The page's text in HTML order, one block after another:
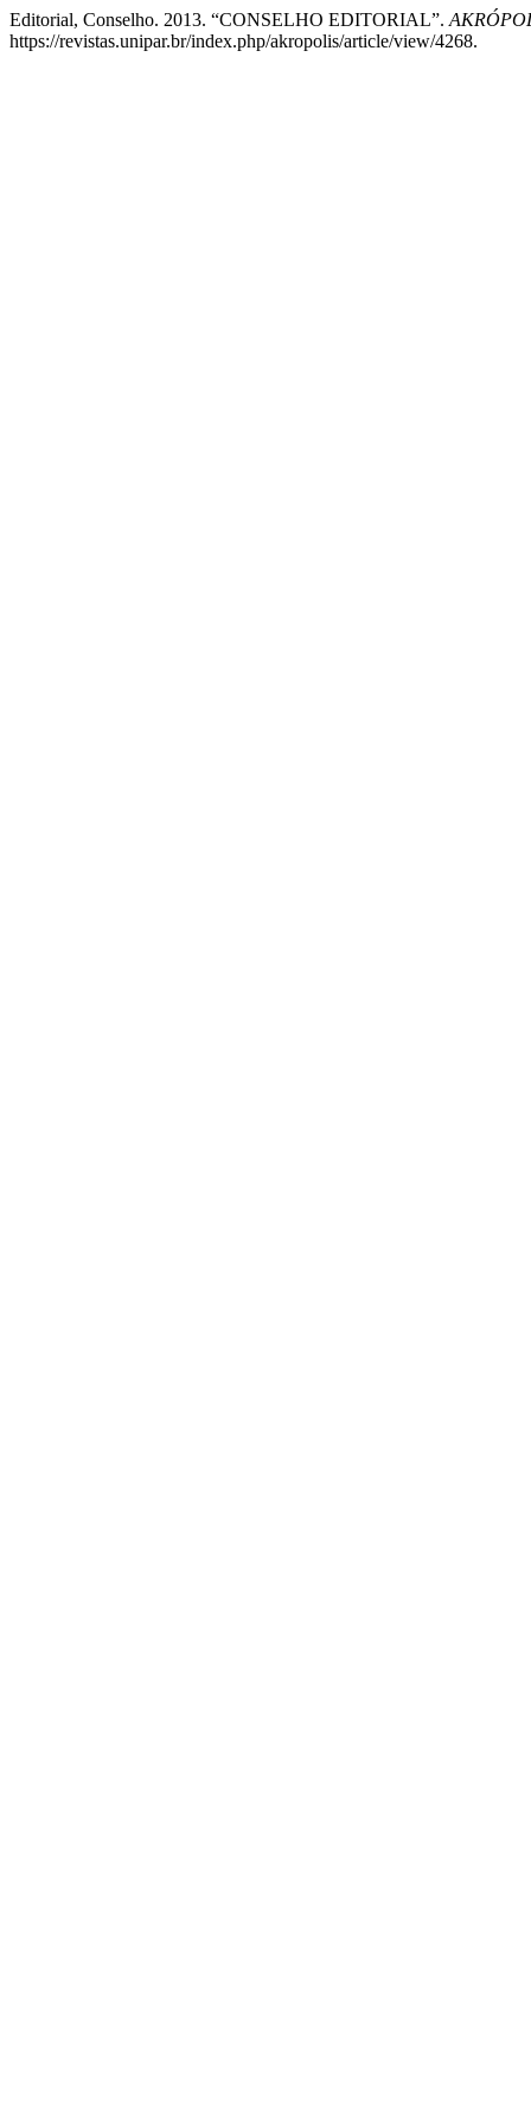
Editorial, Conselho. 2013. “CONSELHO EDITORIAL”.
https://revistas.unipar.br/index.php/akropolis/article/view/4268.